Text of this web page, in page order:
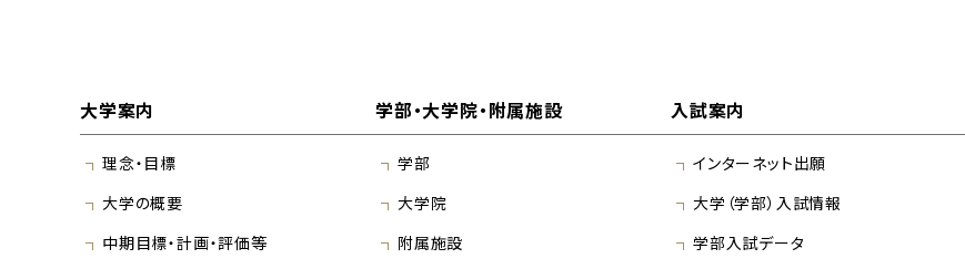
大学案内
理念・目標
大学の概要
中期目標・計画・評価等
学部・大学院・附属施設
学部
大学院
附属施設
入試案内
インターネット出願
大学（学部）入試情報
学部入試データ